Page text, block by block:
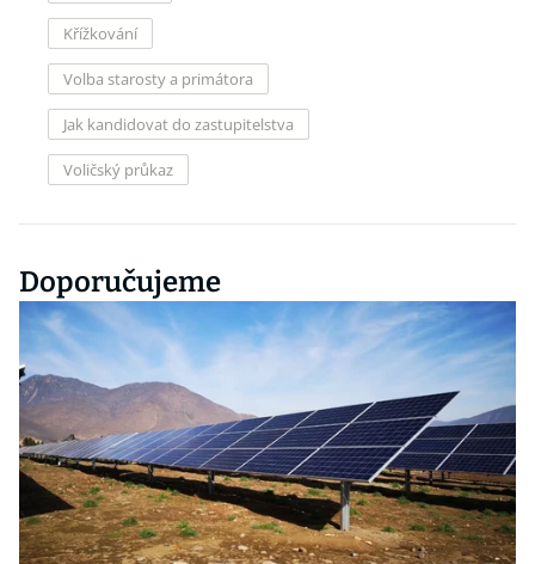
Křížkování
Volba starosty a primátora
Jak kandidovat do zastupitelstva
Voličský průkaz
Doporučujeme